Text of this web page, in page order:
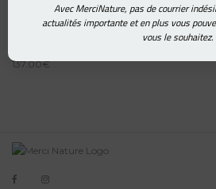
137.00€
Avec MerciNature, pas de courrier
actualités importante et en plus vous
vous le souhaitez.